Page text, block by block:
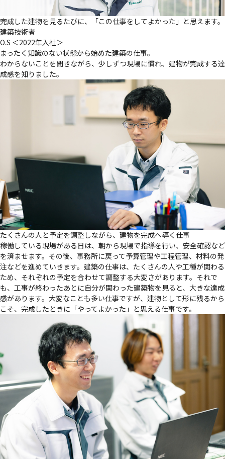
完成した建物を見るたびに、「この仕事をしてよかった」と思えます。
建築技術者
O.S ＜2022年入社＞
まったく知識のない状態から始めた建築の仕事。
わからないことを聞きながら、少しずつ現場に慣れ、建物が完成する達
成感を知りました。
たくさんの人と予定を調整しながら、建物を完成へ導く仕事
稼働している現場がある日は、朝から現場で指導を行い、安全確認など
を済ませます。その後、事務所に戻って予算管理や工程管理、材料の発
注などを進めていきます。建築の仕事は、たくさんの人や工種が関わる
ため、それぞれの予定を合わせて調整する大変さがあります。それで
も、工事が終わったあとに自分が関わった建築物を見ると、 大きな達成
感があります。大変なことも多い仕事ですが、建物として形に残るから
こそ、完成したときに「やってよかった」と思える仕事です。